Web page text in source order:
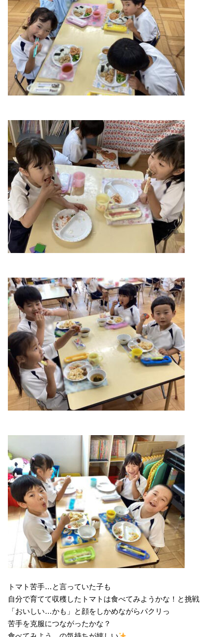
トマト苦手…と言っていた子も
自分で育てて収穫したトマトは食べてみようかな！と挑戦
「おいしい…かも」と顔をしかめながらパクリっ
苦手を克服につながったかな？